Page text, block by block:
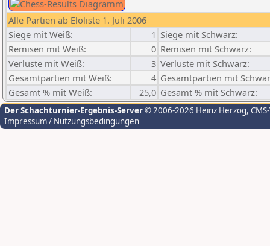
Alle Partien ab Eloliste 1. Juli 2006
Siege mit Weiß:
1 Siege mit Schwarz:
Remisen mit Weiß:
0 Remisen mit Schwarz:
Verluste mit Weiß:
3 Verluste mit Schwarz:
Gesamtpartien mit Weiß:
4 Gesamtpartien mit
Gesamt % mit Weiß:
25,0 Gesamt % mit Schwarz:
Der Schachturnier-Ergebnis-Server© 2006-2026 Heinz Herzog,
Impressum / Nutzungsbedingungen